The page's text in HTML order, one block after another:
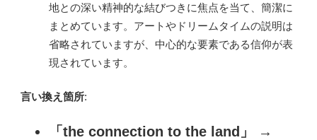
地との深い精神的な結びつきに焦点を当て、簡潔に
まとめています。アートやドリームタイムの説明は
省略されていますが、中心的な要素である信仰が表
現されています。
言い換え箇所:
「the connection to the land」
→